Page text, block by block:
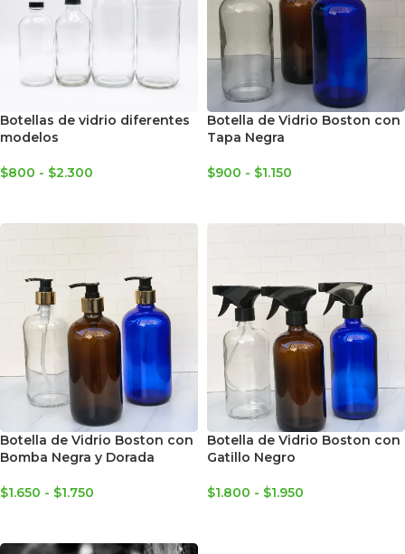
Botellas de vidrio diferentes
modelos
$800 - $2.300
Botella de Vidrio Boston con
Tapa Negra
$900 - $1.150
Botella de Vidrio Boston con
Bomba Negra y Dorada
$1.650 - $1.750
Botella de Vidrio Boston con
Gatillo Negro
$1.800 - $1.950